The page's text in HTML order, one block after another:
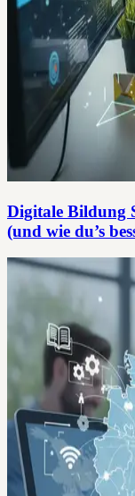
Digitale Bildung
(und wie du’s